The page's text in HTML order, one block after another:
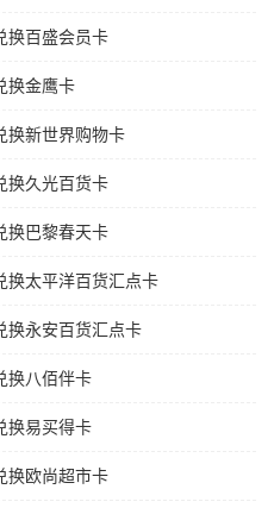
换百盛会员卡
换金鹰卡
换新世界购物卡
换久光百货卡
换巴黎春天卡
换太平洋百货汇点卡
换永安百货汇点卡
换八佰伴卡
换易买得卡
换欧尚超市卡